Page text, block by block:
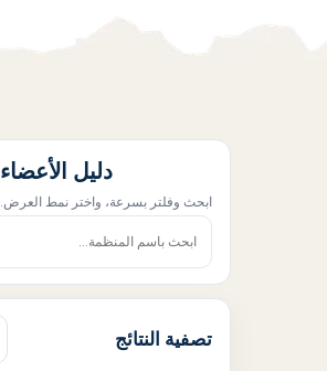
دليل الأعضاء
ابحث وفلتر بسرعة، واختر نمط العرض.
تصفية النتائج